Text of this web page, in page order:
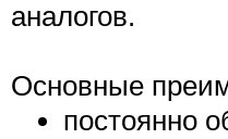
аналогов.
Основные
постоянно